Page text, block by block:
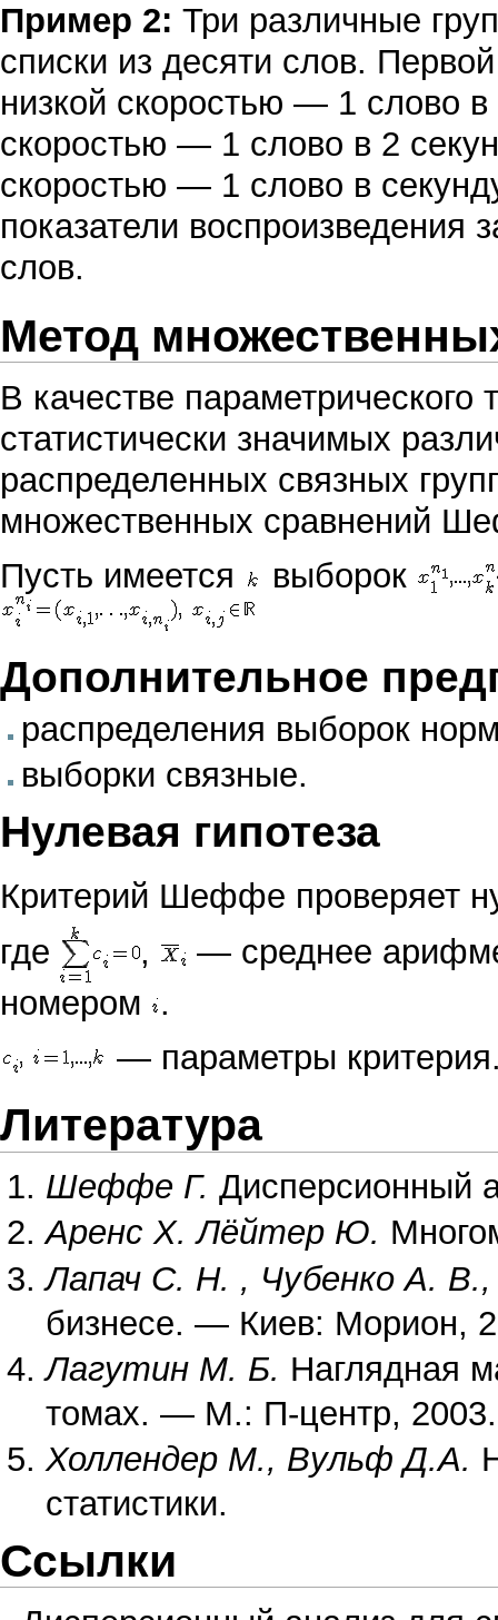
Пример 2: Три различные
списки из десяти слов.
низкой скоростью — 1 слово в
скоростью — 1 слово в 2
скоростью — 1 слово в
показатели воспроизведения
слов.
Метод
В качестве параметрического
статистически значимых
распределенных связных
множественных сравнений
Пусть имеется
выборок
Дополнительное
распределения выборок
выборки связные.
Нулевая гипотеза
Критерий Шеффе проверяет
где
,
— среднее
номером .
— параметры
Литература
Шеффе Г. Дисперсионный
Аренс Х. Лёйтер Ю.
Лапач С. Н. , Чубенко А.
бизнесе. — Киев: Морион,
Лагутин М. Б. Наглядная
томах. — М.: П-центр, 2003.
Холлендер М., Вульф Д.А.
статистики.
Ссылки